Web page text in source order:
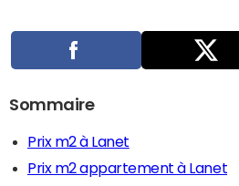
Sommaire
Prix m2 à Lanet
Prix m2 appartement à Lanet